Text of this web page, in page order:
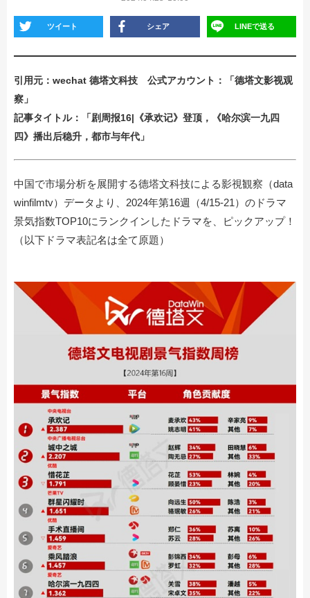
ツイート シェア LINEで送る
引用元：wechat 德塔文科技 公式アカウント：「德塔文影视观
察」
記事タイトル：「剧周报16|《承欢记》登顶，《哈尔滨一九四
四》播出后稳升，都市与年代」
中国で市場分析を展開する德塔文科技による影視観察（data
winfilmtv）データより、2024年第16週（4/15-21）のドラマ
景気指数TOP10にランクインしたドラマを、ピックアップ！
（以下ドラマ表記名は全て原題）